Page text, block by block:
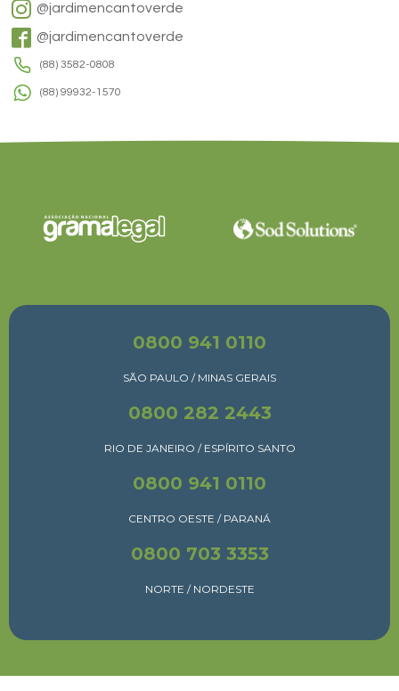
@jardimencantoverde
@jardimencantoverde
(88) 3582-0808
(88) 99932-1570
0800 941 0110
SÃO PAULO / MINAS GERAIS
0800 282 2443
RIO DE JANEIRO / ESPÍRITO SANTO
0800 941 0110
CENTRO OESTE / PARANÁ
0800 703 3353
NORTE / NORDESTE